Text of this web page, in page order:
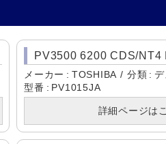
PV3500 6200 CDS/NT4
メーカー TOSHIBA 分類
型番
PV1015JA
詳細ページは